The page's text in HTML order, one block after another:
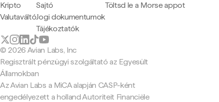
Kripto
Valutaváltó
Sajtó
Jogi dokumentumok
Tájékoztatók
Töltsd le a Morse appot
© 2026 Avian Labs, Inc
Regisztrált pénzügyi szolgáltató az Egyesült
Államokban
Az Avian Labs a MiCA alapján CASP-ként
engedélyezett a holland Autoriteit Financiële